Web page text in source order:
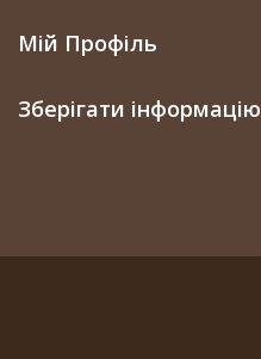
Мій Профіль
Зберігати інформацію